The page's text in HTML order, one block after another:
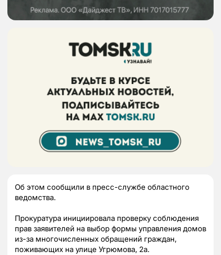
Об этом сообщили в пресс-службе областного
ведомства.
Прокуратура инициировала проверку соблюдения
прав заявителей на выбор формы управления домов
из-за многочисленных обращений граждан,
поживающих на улице Угрюмова, 2а.